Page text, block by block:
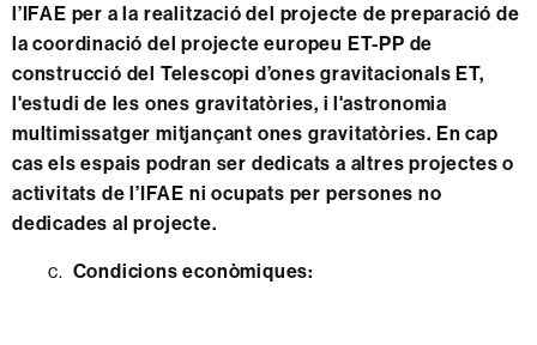
l’IFAE per a la realització del projecte de preparació de
la coordinació del projecte europeu ET-PP de
construcció del Telescopi d’ones gravitacionals ET,
l'estudi de les ones gravitatòries, i l'astronomia
multimissatger mitjançant ones gravitatòries. En cap
cas els espais podran ser dedicats a altres projectes o
activitats de l’IFAE ni ocupats per persones no
dedicades al projecte.
c. Condicions econòmiques: